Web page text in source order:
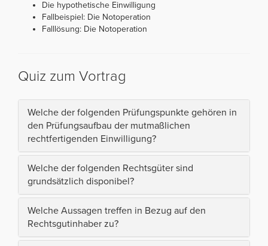
Die hypothetische Einwilligung
Fallbeispiel: Die Notoperation
Falllösung: Die Notoperation
Quiz zum Vortrag
Welche der folgenden Prüfungspunkte gehören in
den Prüfungsaufbau der mutmaßlichen
rechtfertigenden Einwilligung?
Welche der folgenden Rechtsgüter sind
grundsätzlich disponibel?
Welche Aussagen treffen in Bezug auf den
Rechtsgutinhaber zu?